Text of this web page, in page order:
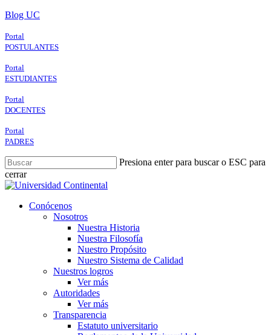
Skip
main
content
Blog UC
Portal
POSTULANTES
Portal
ESTUDIANTES
Portal
DOCENTES
Portal
PADRES
Presiona enter para buscar o ESC para
cerrar
Close
search
Menu
Conócenos
Nosotros
Nuestra Historia
Nuestra Filosofía
Nuestro Propósito
Nuestro Sistema de Calidad
Nuestros logros
Ver más
Autoridades
Ver más
Transparencia
Estatuto universitario